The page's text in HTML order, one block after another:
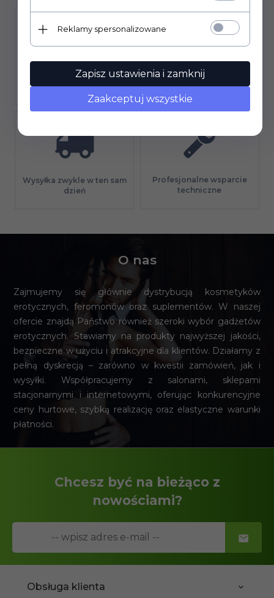
Gwarancja jakości Długi termin płatności
Wysyłka zwykle w ten sam
dzień
Profesjonalne wsparcie
techniczne
O nas
Zajmujemy się głównie dystrybucją kosmetyków
erotycznych, feromonów oraz suplementów. W naszej
ofercie znajdą Państwo również szeroki wybór gadżetów
erotycznych. Stawiamy na produkty najwyższej jakości,
bezpieczne w użyciu i atrakcyjne dla klientów. Działamy z
pełną dyskrecją – zarówno w kwestii zamówień, jak i
wysyłki. Współpracujemy z salonami, sklepami
stacjonarnymi i internetowymi, oferując konkurencyjne
ceny hurtowe, szybką realizację oraz elastyczne warunki
płatności.
Chcesz być na bieżąco z
nowościami?
Obsługa klienta
Reklamy spersonalizowane
Zapisz ustawienia i zamknij
Zaakceptuj wszystkie